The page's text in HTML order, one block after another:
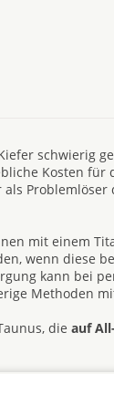
schwierig
Kosten für
als
mit einem
wenn diese
kann bei
Methoden
die auf